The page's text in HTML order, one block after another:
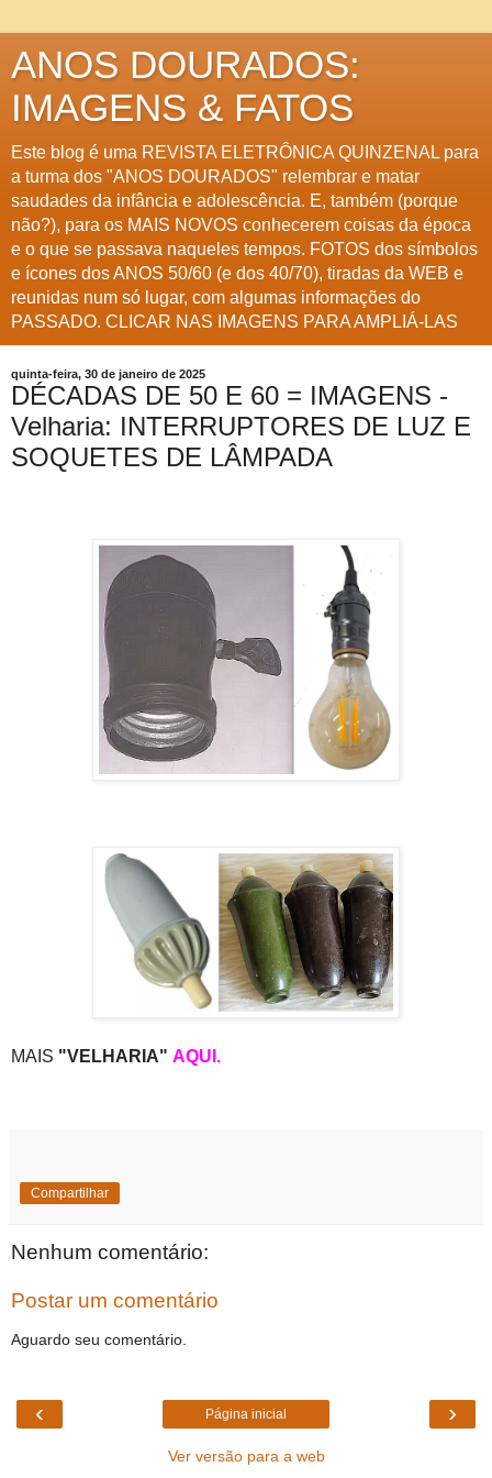
ANOS DOURADOS:
IMAGENS & FATOS
Este blog é uma REVISTA ELETRÔNICA QUINZENAL para
a turma dos "ANOS DOURADOS" relembrar e matar
saudades da infância e adolescência. E, também (porque
não?), para os MAIS NOVOS conhecerem coisas da época
e o que se passava naqueles tempos. FOTOS dos símbolos
e ícones dos ANOS 50/60 (e dos 40/70), tiradas da WEB e
reunidas num só lugar, com algumas informações do
PASSADO. CLICAR NAS IMAGENS PARA AMPLIÁ-LAS
quinta-feira, 30 de janeiro de 2025
DÉCADAS DE 50 E 60 = IMAGENS -
Velharia: INTERRUPTORES DE LUZ E
SOQUETES DE LÂMPADA
MAIS "VELHARIA" AQUI.
Compartilhar
Nenhum comentário:
Postar um comentário
Aguardo seu comentário.
‹ ›
Página inicial
Ver versão para a web